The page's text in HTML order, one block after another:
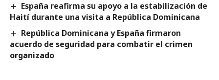
España reafirma su apoyo a la estabilización de
Haití durante una visita a República Dominicana
República Dominicana y España firmaron
acuerdo de seguridad para combatir el crimen
organizado